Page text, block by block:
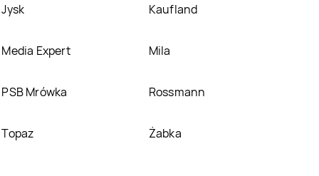
Jysk Kaufland
Media Expert Mila
PSB Mrówka Rossmann
Topaz Żabka